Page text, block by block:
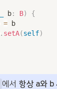
b: B)
{
= b
. setA(self)
에서 항상 a와 b